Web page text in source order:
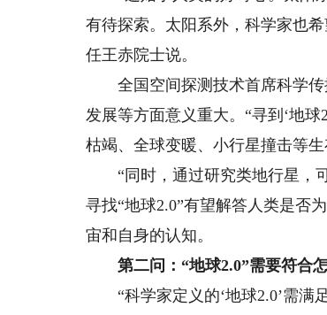
有待探索。太阳系外，科学家也
任王赤院士说。
全国空间探测技术首席科学传
发展等方面意义重大。“寻到‘地
枯竭、全球变暖、小行星撞击等生
“同时，通过研究类地行星，可
寻找“地球2.0”有望解答人类是否
宙和自身的认知。
第二问：“地球2.0”需要符合
“科学家定义的‘地球2.0’需满